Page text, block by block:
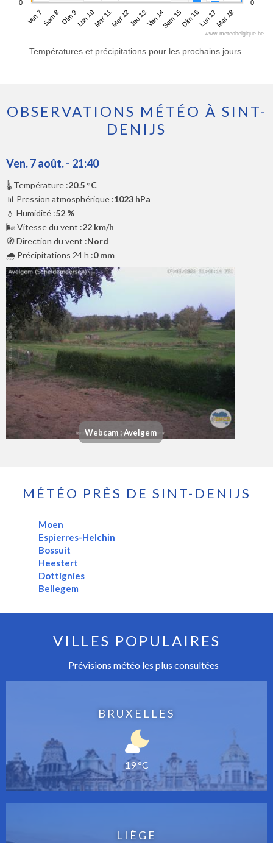
Ven 7Sam 8Dim 9Lun 10Mar 11Mer 12Jeu 13Ven 14Sam 15Dim 16Lun 17Mar 18
0 0
www.meteobelgique.be
Températures et précipitations pour les prochains jours.
OBSERVATIONS MÉTÉO À SINT-
DENIJS
Ven. 7 août. - 21:40
🌡️ Température :20.5 °C
📊 Pression atmosphérique :1023 hPa
💧 Humidité :52 %
🌬️ Vitesse du vent :22 km/h
🧭 Direction du vent :Nord
🌧️ Précipitations 24 h :0 mm
Webcam : Avelgem
MÉTÉO PRÈS DE SINT-DENIJS
Moen
Espierres-Helchin
Bossuit
Heestert
Dottignies
Bellegem
VILLES POPULAIRES
Prévisions météo les plus consultées
BRUXELLES
19 °C
LIÈGE